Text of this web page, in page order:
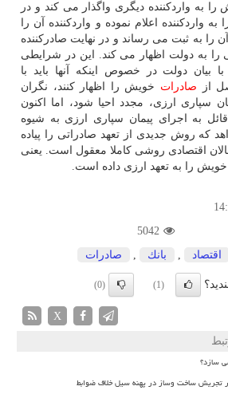
را به واردكننده دیگری واگذار می كند و در
به واردكننده اعلام نموده و واردكننده آن را
را به ثبت می رساند و در نهایت صادركننده
را به دولت اظهار می كند. این در شرایطی
بیان دولت در خصوص اینكه آنها باید با
از صادرات خویش را اظهار كنند، نگران
سپاری ارزی، مجدد احیا شود، اما اكنون
به اجرای پیمان سپاری ارزی به شیوه
كه روش جدیدی از تعهد صادراتی را پیاده
اقتصادی روشی كاملا معقول است. یعنی
را به تعهد ارزی داده است.
5042
اقتصاد بانك صادرات
(1)
(0)
X
سازد؟
تجریش ساخت وساز در پهنه سیل خلاف ضوابط